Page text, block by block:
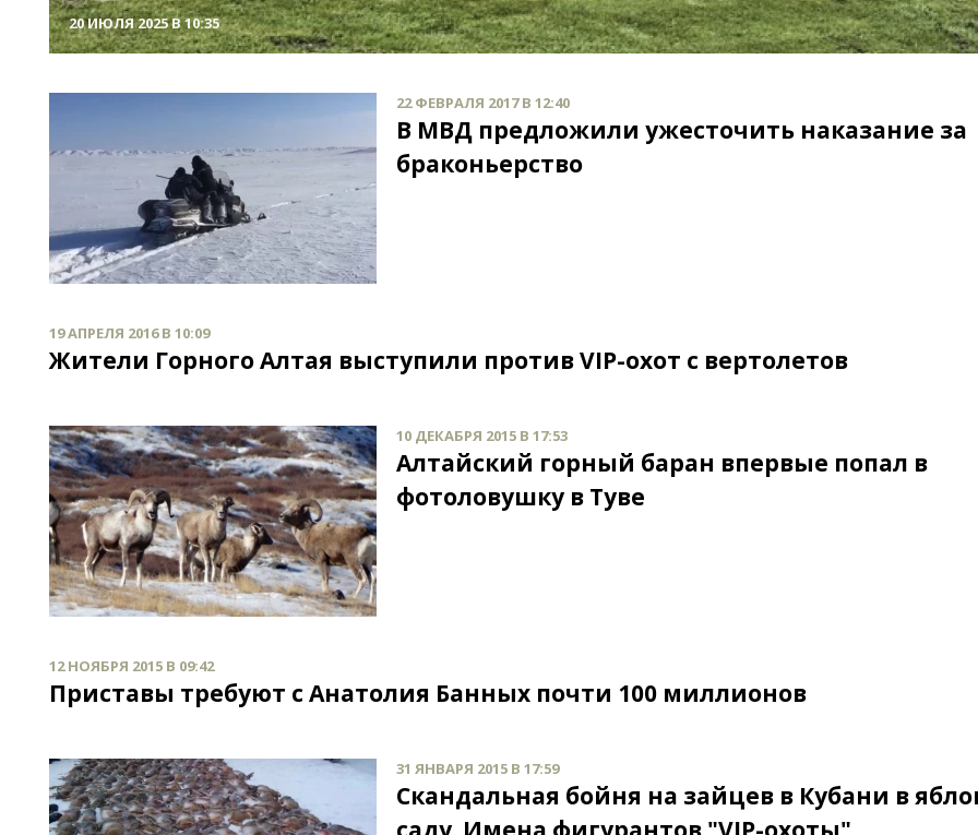
20 ИЮЛЯ 2025 В 10:35
22 ФЕВРАЛЯ 2017 В 12:40
В МВД предложили ужесточить наказание за
браконьерство
19 АПРЕЛЯ 2016 В 10:09
Жители Горного Алтая выступили против VIP-охот с вертолетов
10 ДЕКАБРЯ 2015 В 17:53
Алтайский горный баран впервые попал в
фотоловушку в Туве
12 НОЯБРЯ 2015 В 09:42
Приставы требуют с Анатолия Банных почти 100 миллионов
31 ЯНВАРЯ 2015 В 17:59
Скандальная бойня на зайцев в Кубани в